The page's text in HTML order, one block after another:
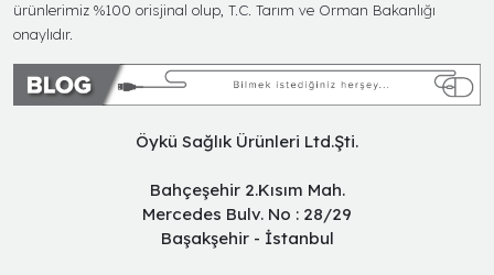
ürünlerimiz %100 orisjinal olup, T.C. Tarım ve Orman Bakanlığı
onaylıdır.
Öykü Sağlık Ürünleri Ltd.Şti.
Bahçeşehir 2.Kısım Mah.
Mercedes Bulv. No : 28/29
Başakşehir - İstanbul